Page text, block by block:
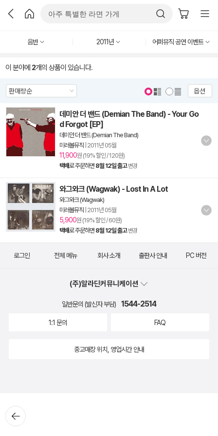
음반 2011년 어퍼뮤직 공연 이벤트
이 분야에 2개의 상품이 있습니다.
옵션
데미안 더 밴드 (Demian The Band) - Your Go
d Forgot [EP]
데미안 더 밴드 (Demian The Band)
미러볼뮤직 2011년 05월
11,900원 (19% 할인 / 120원)
택배로 주문하면 8월 12일 출고 변경
와그와크 (Wagwak) - Lost In A Lot
와그와크 (Wagwak)
미러볼뮤직 2011년 05월
5,900원 (19% 할인 / 60원)
택배로 주문하면 8월 12일 출고 변경
뒤로가
기
로그인 전체 메뉴 회사 소개 출판사 안내 PC 버전
(주)알라딘커뮤니케이션
일반문의 (발신자 부담) 1544-2514
1:1 문의 FAQ
중고매장 위치, 영업시간 안내